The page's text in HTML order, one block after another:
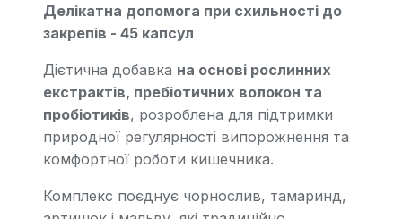
Делікатна допомога при схильності до
закрепів - 45 капсул
Дієтична добавка на основі рослинних
екстрактів, пребіотичних волокон та
пробіотиків, розроблена для підтримки
природної регулярності випорожнення та
комфортної роботи кишечника.
Комплекс поєднує чорнослив, тамаринд,